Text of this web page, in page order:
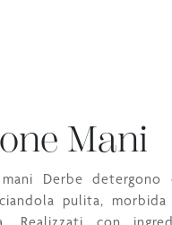
Mani
Derbe detergono
pulita,
Realizzati con